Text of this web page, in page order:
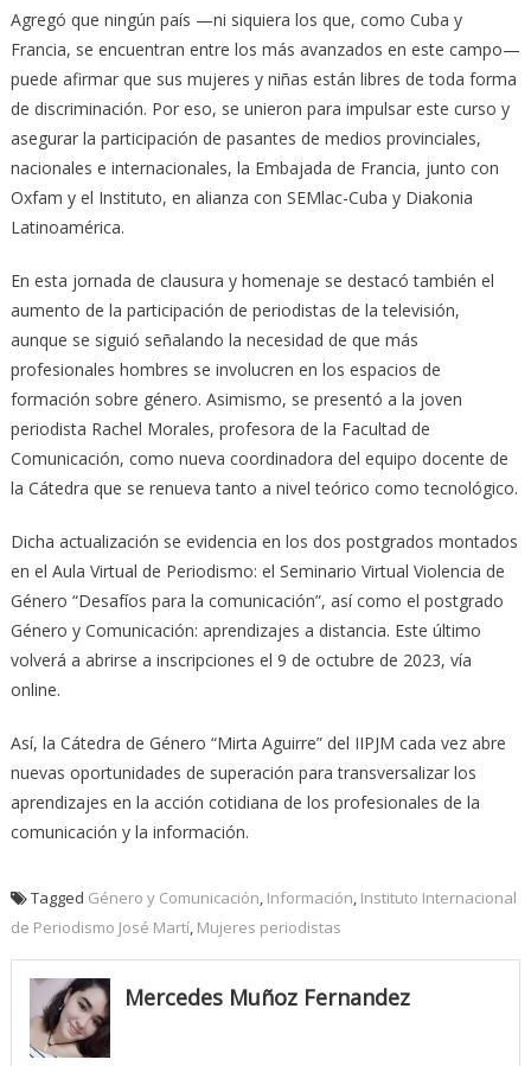
Agregó que ningún país —ni siquiera los que, como Cuba y
Francia, se encuentran entre los más avanzados en este campo—
puede afirmar que sus mujeres y niñas están libres de toda forma
de discriminación. Por eso, se unieron para impulsar este curso y
asegurar la participación de pasantes de medios provinciales,
nacionales e internacionales, la Embajada de Francia, junto con
Oxfam y el Instituto, en alianza con SEMlac-Cuba y Diakonia
Latinoamérica.
En esta jornada de clausura y homenaje se destacó también el
aumento de la participación de periodistas de la televisión,
aunque se siguió señalando la necesidad de que más
profesionales hombres se involucren en los espacios de
formación sobre género. Asimismo, se presentó a la joven
periodista Rachel Morales, profesora de la Facultad de
Comunicación, como nueva coordinadora del equipo docente de
la Cátedra que se renueva tanto a nivel teórico como tecnológico.
Dicha actualización se evidencia en los dos postgrados montados
en el Aula Virtual de Periodismo: el Seminario Virtual Violencia de
Género “Desafíos para la comunicación”, así como el postgrado
Género y Comunicación: aprendizajes a distancia. Este último
volverá a abrirse a inscripciones el 9 de octubre de 2023, vía
online.
Así, la Cátedra de Género “Mirta Aguirre” del IIPJM cada vez abre
nuevas oportunidades de superación para transversalizar los
aprendizajes en la acción cotidiana de los profesionales de la
comunicación y la información.
Tagged Género y Comunicación Información Instituto Internacional
de Periodismo José Martí, Mujeres periodistas
Mercedes Muñoz Fernandez